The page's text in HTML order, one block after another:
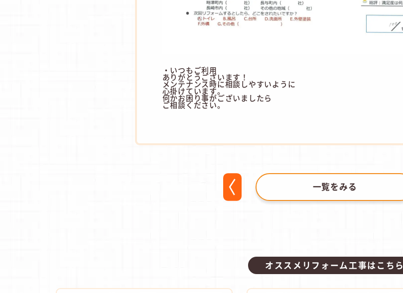
・いつもご利用
ありがとうございます！
メンテナンス時に相談しやすいように
心掛けています。
何かお困り事がございましたら
ご相談ください。
一覧をみる
オススメリフォーム工事はこちら